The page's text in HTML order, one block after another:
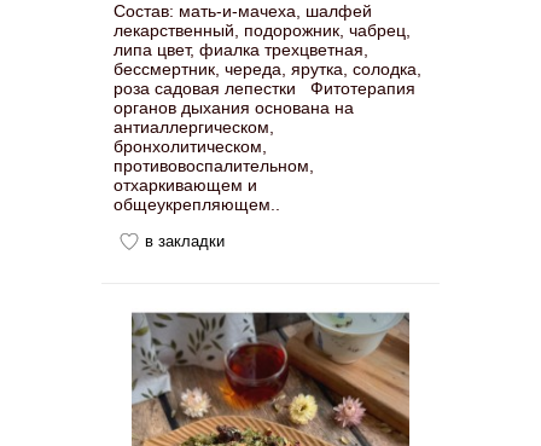
Состав: мать-и-мачеха, шалфей
лекарственный, подорожник, чабрец,
липа цвет, фиалка трехцветная,
бессмертник, череда, ярутка, солодка,
роза садовая лепестки Фитотерапия
органов дыхания основана на
антиаллергическом,
бронхолитическом,
противовоспалительном,
отхаркивающем и
общеукрепляющем..
в закладки